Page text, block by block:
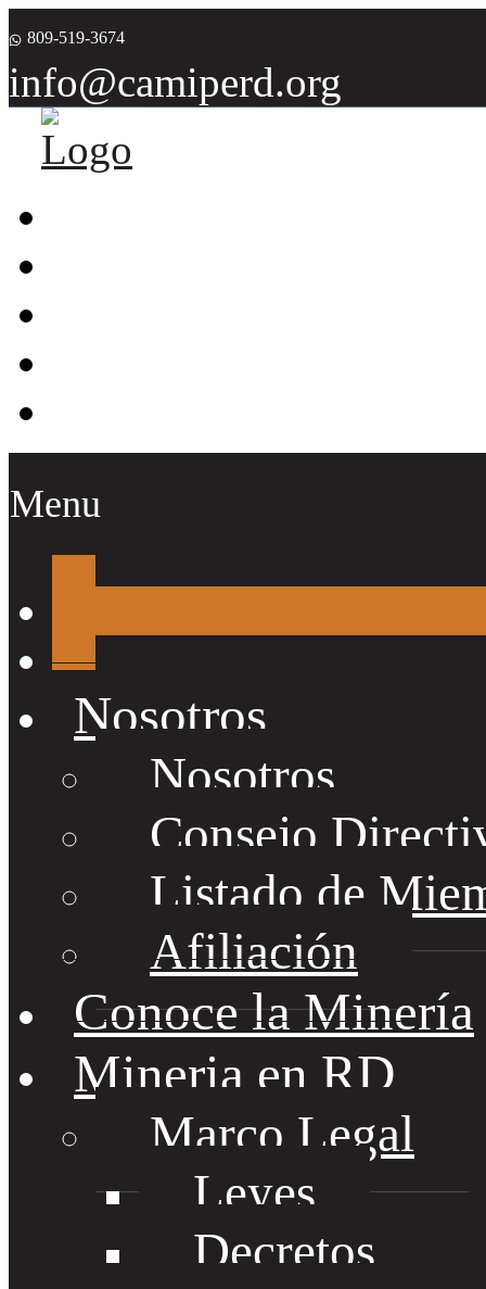
809-519-3674
info@camiperd.org
Menu
Nosotros
Nosotros
Consejo
Listado de
Afiliación
Conoce la Minería
Mineria en RD
Marco Legal
Leyes
Decretos